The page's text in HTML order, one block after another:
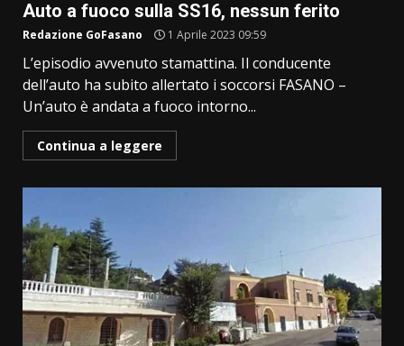
Auto a fuoco sulla SS16, nessun ferito
Redazione GoFasano 1 Aprile 2023 09:59
L’episodio avvenuto stamattina. Il conducente
dell’auto ha subito allertato i soccorsi FASANO –
Un’auto è andata a fuoco intorno...
Continua a leggere